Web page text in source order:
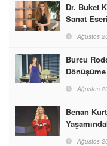
Dr. Buket
Sanat
Ağustos
Burcu
Ağustos
Benan
Ağustos